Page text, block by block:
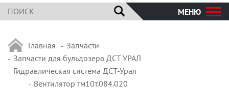
МЕНЮ
Главная
Запчасти
Запчасти для бульдозера ДСТ УРАЛ
Гидравлическая система ДСТ-Урал
Вентилятор тм10т.084.020